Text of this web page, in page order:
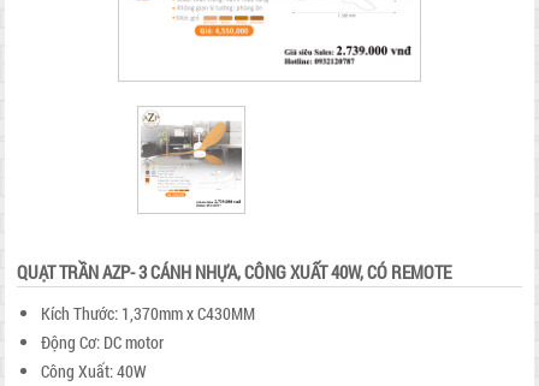
QUẠT TRẦN AZP- 3 CÁNH NHỰA, CÔNG XUẤT 40W, CÓ REMOTE
Kích Thước: 1,370mm x C430MM
Động Cơ: DC motor
Công Xuất: 40W